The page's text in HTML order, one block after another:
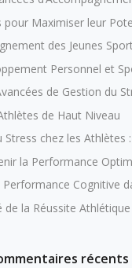
pour Maximiser leur
des Jeunes
Personnel et
de Gestion du
de Haut Niveau
Stress chez les Athlètes
la Performance
Cognitive
de la Réussite Athlétique
récents